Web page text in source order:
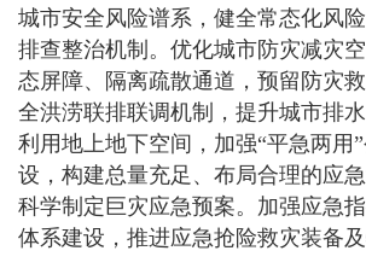
城市安全风险谱系，健全常态化风险
排查整治机制。优化城市防灾减灾
态屏障、隔离疏散通道，预留防灾
全洪涝联排联调机制，提升城市排
利用地上地下空间，加强“平急两用
设，构建总量充足、布局合理的应急
科学制定巨灾应急预案。加强应急
体系建设，推进应急抢险救灾装备及